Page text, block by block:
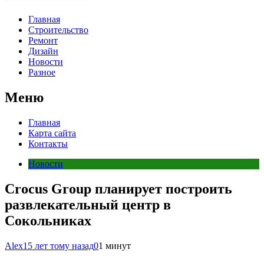
Главная
Строительство
Ремонт
Дизайн
Новости
Разное
Меню
Главная
Карта сайта
Контакты
Новости
Crocus Group планирует построить
развлекательный центр в
Сокольниках
Alex15 лет тому назад01 минут